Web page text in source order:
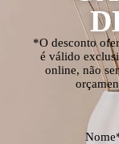
*O desconto
é válido
online, não